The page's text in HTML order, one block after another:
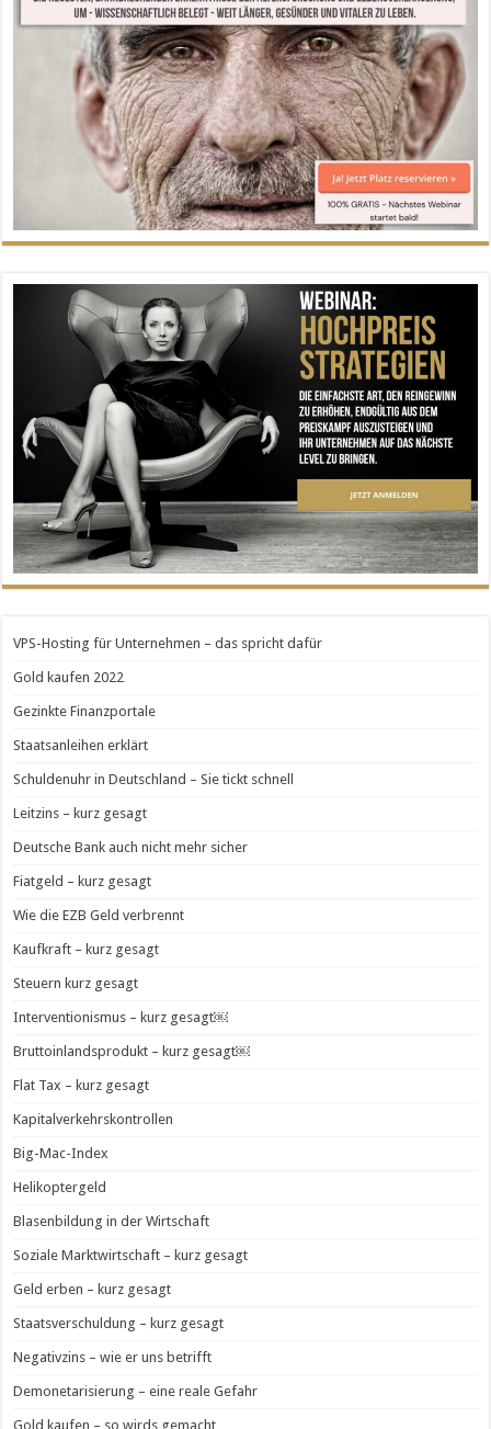
VPS-Hosting für Unternehmen – das spricht dafür
Gold kaufen 2022
Gezinkte Finanzportale
Staatsanleihen erklärt
Schuldenuhr in Deutschland – Sie tickt schnell
Leitzins – kurz gesagt
Deutsche Bank auch nicht mehr sicher
Fiatgeld – kurz gesagt
Wie die EZB Geld verbrennt
Kaufkraft – kurz gesagt
Steuern kurz gesagt
Interventionismus – kurz gesagt￼
Bruttoinlandsprodukt – kurz gesagt￼
Flat Tax – kurz gesagt
Kapitalverkehrskontrollen
Big-Mac-Index
Helikoptergeld
Blasenbildung in der Wirtschaft
Soziale Marktwirtschaft – kurz gesagt
Geld erben – kurz gesagt
Staatsverschuldung – kurz gesagt
Negativzins – wie er uns betrifft
Demonetarisierung – eine reale Gefahr
Gold kaufen – so wirds gemacht